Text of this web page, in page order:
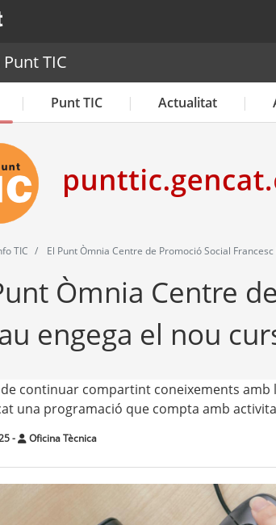
finestra.
TIC
Punt TIC Actualitat
TIC El Punt Òmnia Centre de Promoció Social
Òmnia Centre
engega el nou
continuar compartint coneixements amb
una programació que compta amb
- Oficina Tècnica